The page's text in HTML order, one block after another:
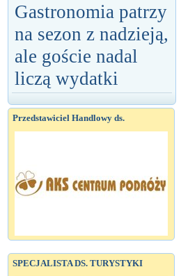
Gastronomia patrzy
na sezon z nadzieją,
ale goście nadal
liczą wydatki
Przedstawiciel Handlowy ds.
SPECJALISTA DS. TURYSTYKI